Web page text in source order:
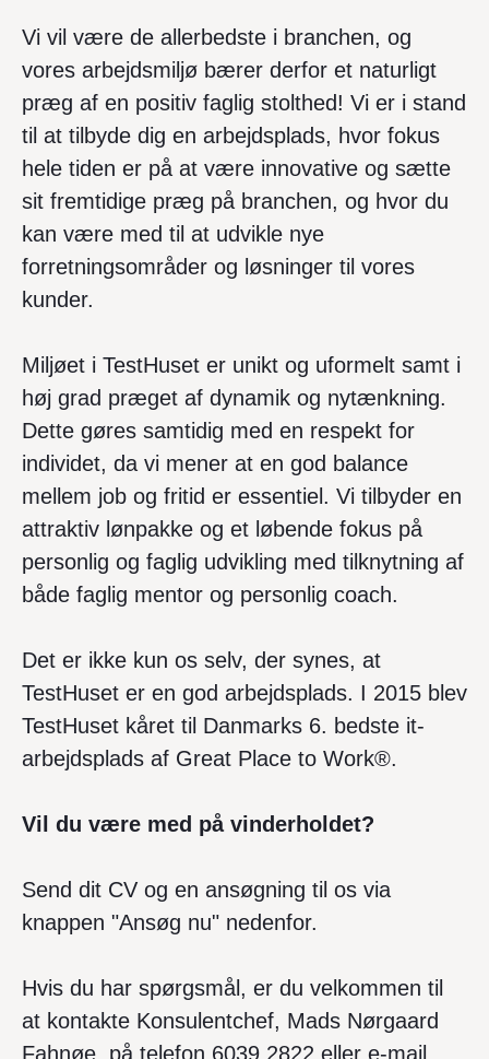
Vi vil være de allerbedste i branchen, og
vores arbejdsmiljø bærer derfor et naturligt
præg af en positiv faglig stolthed! Vi er i stand
til at tilbyde dig en arbejdsplads, hvor fokus
hele tiden er på at være innovative og sætte
sit fremtidige præg på branchen, og hvor du
kan være med til at udvikle nye
forretningsområder og løsninger til vores
kunder.
Miljøet i TestHuset er unikt og uformelt samt i
høj grad præget af dynamik og nytænkning.
Dette gøres samtidig med en respekt for
individet, da vi mener at en god balance
mellem job og fritid er essentiel. Vi tilbyder en
attraktiv lønpakke og et løbende fokus på
personlig og faglig udvikling med tilknytning af
både faglig mentor og personlig coach.
Det er ikke kun os selv, der synes, at
TestHuset er en god arbejdsplads. I 2015 blev
TestHuset kåret til Danmarks 6. bedste it-
arbejdsplads af Great Place to Work®.
Vil du være med på vinderholdet?
Send dit CV og en ansøgning til os via
knappen "Ansøg nu" nedenfor.
Hvis du har spørgsmål, er du velkommen til
at kontakte Konsulentchef, Mads Nørgaard
Fahnøe, på telefon 6039 2822 eller e-mail